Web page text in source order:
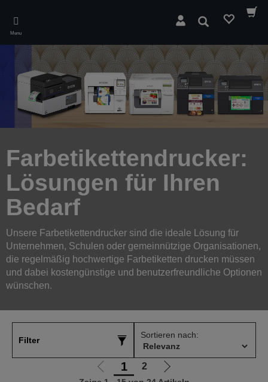
main
content
Menu
Search
Farbetikettendrucker:
Lösungen für Ihren
Bedarf
Unsere Farbetikettendrucker sind die ideale Lösung für
Unternehmen, Schulen oder gemeinnützige Organisationen,
die regelmäßig hochwertige Farbetiketten drucken müssen
und dabei kostengünstige und benutzerfreundliche Optionen
wünschen.
Filter
Sortieren nach:
Zur
1 2
Zur